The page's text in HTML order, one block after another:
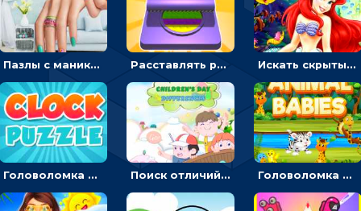
Пазлы с маникюром: собери идеальный рисунок для ногтей Расставлять резиновые кубики, чтобы делать поп-ит - гиперказуальные Искать скрытый алфавит на картинках с мультяшными героями - головоломка для детей
Головоломка с часами для детей: читать время по циферблату Поиск отличий на картинках с детьми - головоломка Головоломка Звери-малыши: открывай карточки по очереди, чтобы найти одинаковые